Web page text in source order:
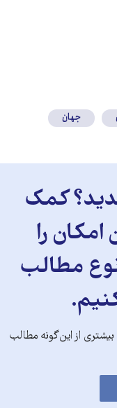
جهان
کمک
را
نوع مطالب
از این‌گونه مطالب